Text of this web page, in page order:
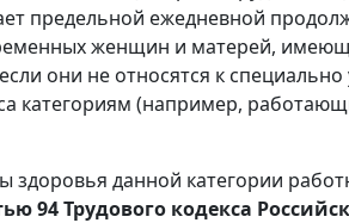
предельной ежедневной
женщин и матерей,
они не относятся к
категориям (например,
здоровья данной категории
94 Трудового кодекса